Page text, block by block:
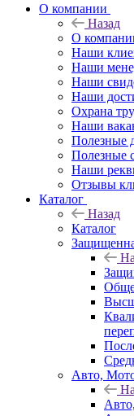
О компании
Назад
О
Наши
Наши
Наши
Наши
Охрана
Наши
Полезные
Полезные
Наши
Отзывы
Каталог
Назад
Каталог
Авто,